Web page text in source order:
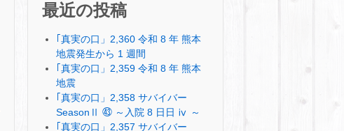
最近の投稿
｢真実の口」2,360 令和 8 年 熊本
地震発生から 1 週間
｢真実の口」2,359 令和 8 年 熊本
地震
｢真実の口」2,358 サバイバー
SeasonⅡ ㊸ ～入院 8 日日 ⅳ ～
｢真実の口」2,357 サバイバー